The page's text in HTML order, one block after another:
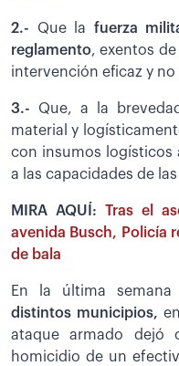
2.- Que la fuerza
reglamento, exentos
intervención eficaz y
3.- Que, a la
material y
con insumos logísticos
a las capacidades de
MIRA AQUÍ: Tras el
avenida Busch, Policía
de bala
En la última semana
distintos municipios,
ataque armado dejó
homicidio de un